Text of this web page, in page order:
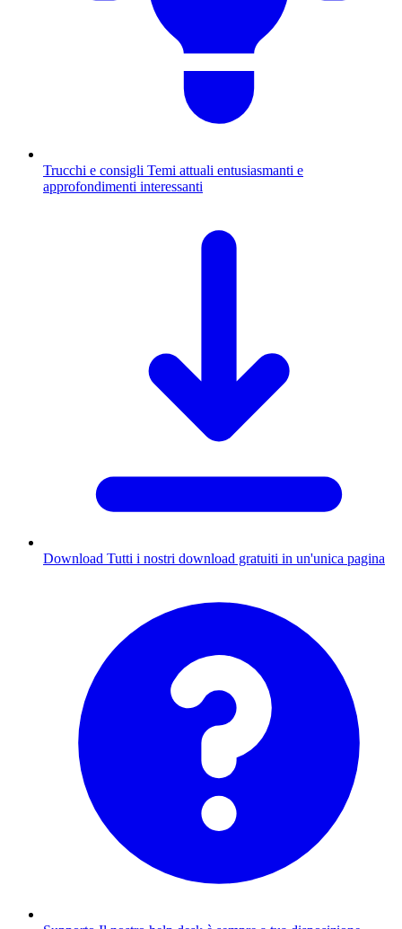
Trucchi e consigli Temi attuali entusiasmanti e
approfondimenti interessanti
Download Tutti i nostri download gratuiti in un'unica pagina